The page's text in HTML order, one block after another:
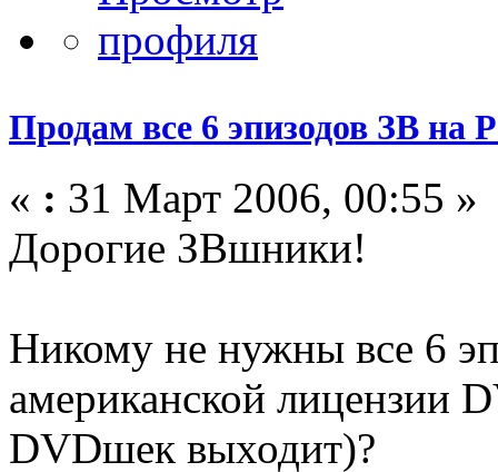
Продам все 6 эпизодов ЗВ на
« : 31 Март 2006, 00:55 »
Дорогие ЗВшники!
Никому не нужны все 6
американской лицензии
DVDшек выходит)?